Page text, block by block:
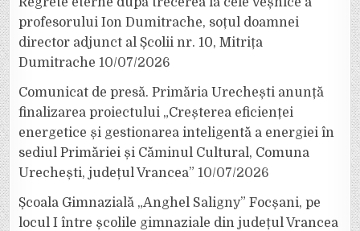
profesorului Ion Dumitrache, soțul doamnei
director adjunct al Școlii nr. 10, Mitrița
Dumitrache 10/07/2026
Comunicat de presă. Primăria Urechești anunță
finalizarea proiectului „Creșterea eficienței
energetice și gestionarea inteligentă a energiei în
sediul Primăriei și Căminul Cultural, Comuna
Urechești, județul Vrancea” 10/07/2026
Școala Gimnazială „Anghel Saligny” Focșani, pe
locul I între școlile gimnaziale din județul Vrancea